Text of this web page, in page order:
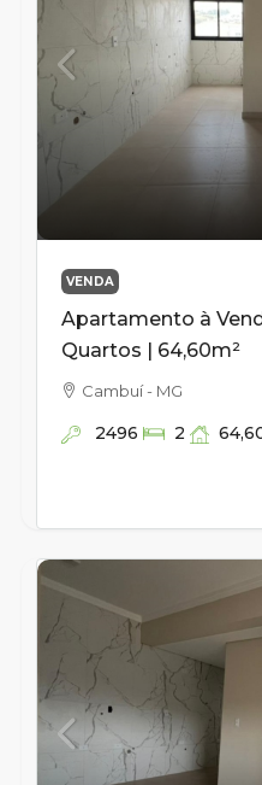
VENDA
Apartamento à
Quartos | 64,60m²
Cambuí - MG
2496 2